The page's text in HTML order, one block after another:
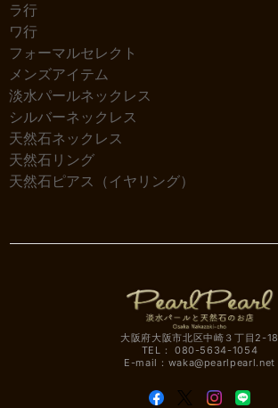
ラ行
ワ行
フォーマルセレクト
メンズアイテム
淡水パールネックレス
シルバーネックレス
天然石ネックレス
天然石リング
天然石ピアス（イヤリング）
大阪府大阪市北区中崎３丁目2-18
TEL： 080-5634-1054
E-mail： waka@pearlpearl.net